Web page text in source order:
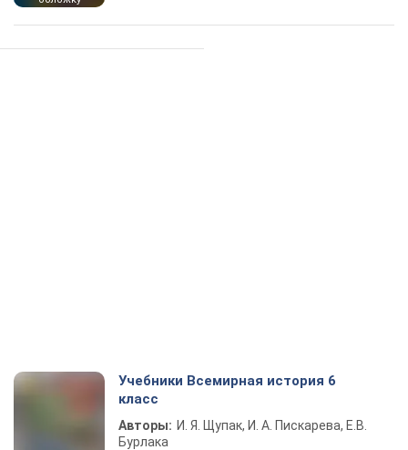
Учебники Всемирная история 6
класс
Авторы: И. Я. Щупак, И. А. Пискарева, Е.В.
Бурлака